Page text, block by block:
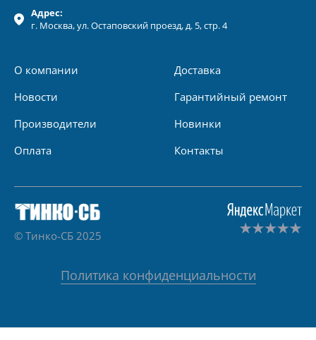
Адрес:
г. Москва, ул.Остаповский проезд, д. 5, стр. 4
О компании
Новости
Производители
Оплата
Доставка
Гарантийный ремонт
Новинки
Контакты
© Тинко-СБ 2025
Политика конфиденциальности